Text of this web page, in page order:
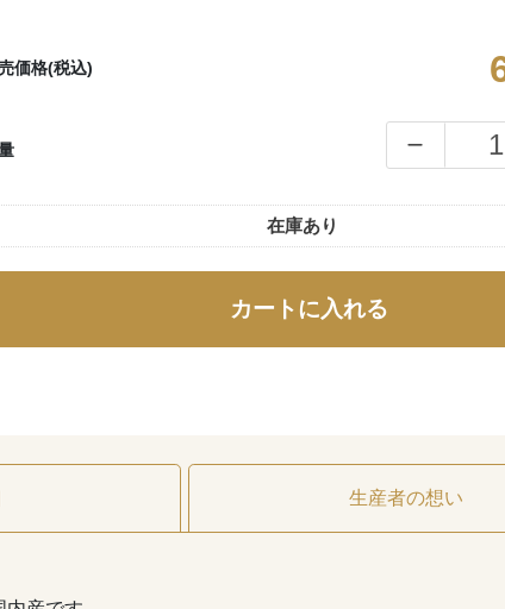
価格(税込)
在庫あり
カートに入れる
生産者の想い